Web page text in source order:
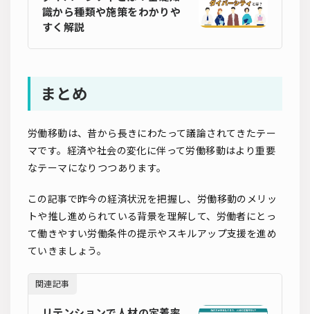
識から種類や施策をわかりや
すく解説
まとめ
労働移動は、昔から長きにわたって議論されてきたテー
マです。経済や社会の変化に伴って労働移動はより重要
なテーマになりつつあります。
この記事で昨今の経済状況を把握し、労働移動のメリッ
トや推し進められている背景を理解して、労働者にとっ
て働きやすい労働条件の提示やスキルアップ支援を進め
ていきましょう。
関連記事